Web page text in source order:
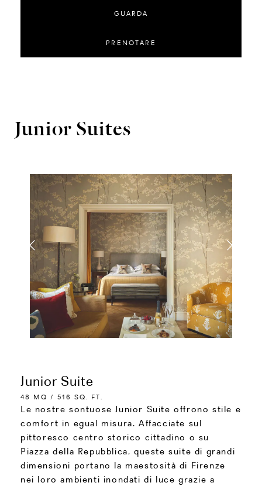
GUARDA
PRENOTARE
Junior Suites
Junior Suite
48 MQ / 516 SQ. FT.
Le nostre sontuose Junior Suite offrono stile e
comfort in egual misura. Affacciate sul
pittoresco centro storico cittadino o su
Piazza della Repubblica, queste suite di grandi
dimensioni portano la maestosità di Firenze
nei loro ambienti inondati di luce grazie a